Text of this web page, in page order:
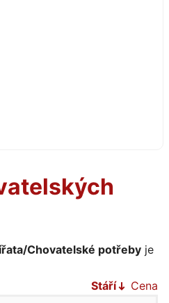
Chovatelské potřeby je
Stáří
Cena